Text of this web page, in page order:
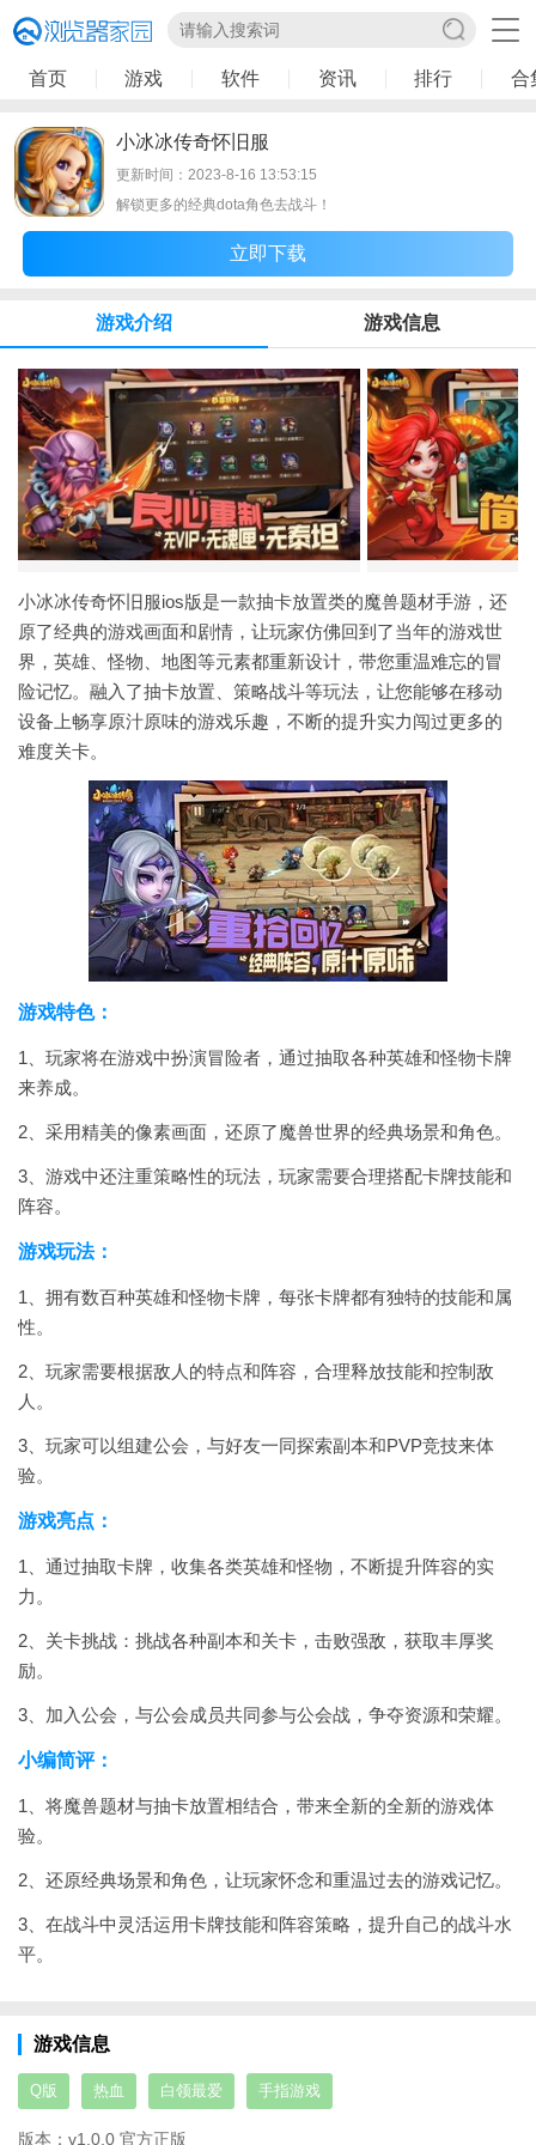
首页 游戏 软件 资讯 排行 合
小冰冰传奇怀旧服
更新时间：2023-8-16 13:53:15
解锁更多的经典dota角色去战斗！
立即下载
游戏介绍 游戏信息
小冰冰传奇怀旧服ios版是一款抽卡放置类的魔兽题材手游，还
原了经典的游戏画面和剧情，让玩家仿佛回到了当年的游戏世
界，英雄、怪物、地图等元素都重新设计，带您重温难忘的冒
险记忆。融入了抽卡放置、策略战斗等玩法，让您能够在移动
设备上畅享原汁原味的游戏乐趣，不断的提升实力闯过更多的
难度关卡。
游戏特色：
1、玩家将在游戏中扮演冒险者，通过抽取各种英雄和怪物卡牌
来养成。
2、采用精美的像素画面，还原了魔兽世界的经典场景和角色。
3、游戏中还注重策略性的玩法，玩家需要合理搭配卡牌技能和
阵容。
游戏玩法：
1、拥有数百种英雄和怪物卡牌，每张卡牌都有独特的技能和属
性。
2、玩家需要根据敌人的特点和阵容，合理释放技能和控制敌
人。
3、玩家可以组建公会，与好友一同探索副本和PVP竞技来体
验。
游戏亮点：
1、通过抽取卡牌，收集各类英雄和怪物，不断提升阵容的实
力。
2、关卡挑战：挑战各种副本和关卡，击败强敌，获取丰厚奖
励。
3、加入公会，与公会成员共同参与公会战，争夺资源和荣耀。
小编简评：
1、将魔兽题材与抽卡放置相结合，带来全新的全新的游戏体
验。
2、还原经典场景和角色，让玩家怀念和重温过去的游戏记忆。
3、在战斗中灵活运用卡牌技能和阵容策略，提升自己的战斗水
平。
游戏信息
Q版 热血 白领最爱 手指游戏
版本： v1.0.0 官方正版